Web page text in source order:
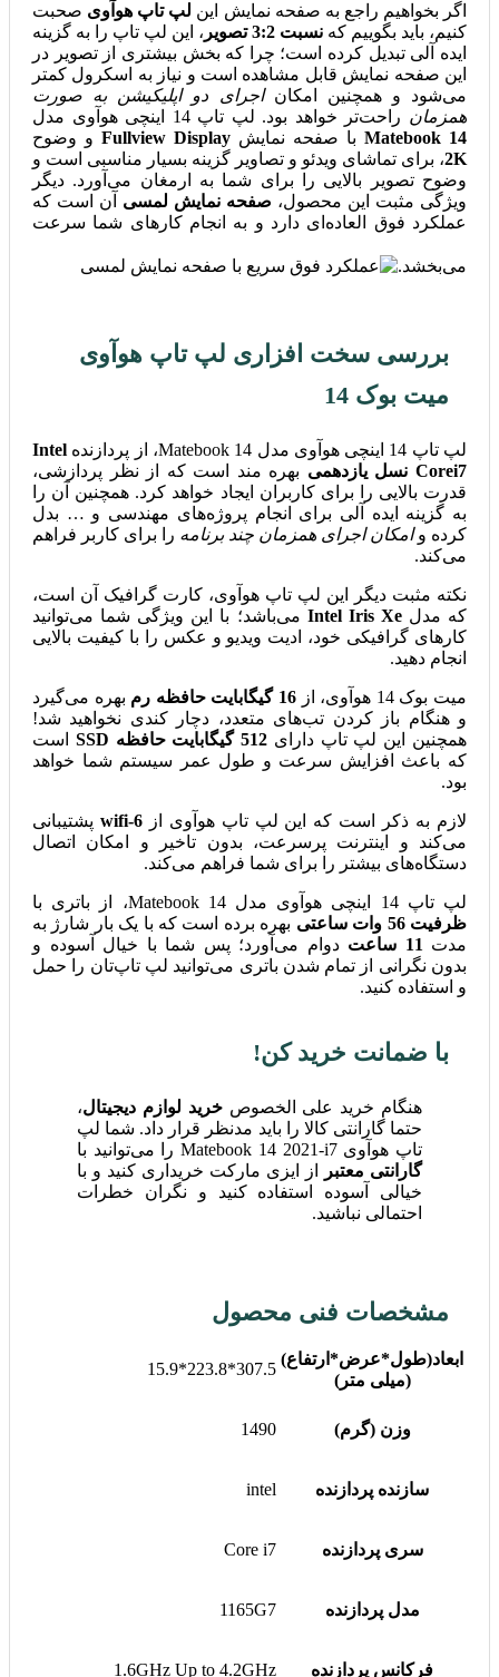
اگر بخواهیم راجع به صفحه نمایش این لپ تاپ هوآوی صحبت
کنیم، باید بگوییم که نسبت 3:2 تصویر
، این لپ تاپ را به گزینه
ایده آلی تبدیل کرده است؛ چرا که بخش بیشتری از تصویر در
این صفحه نمایش قابل مشاهده است و نیاز به اسکرول کمتر
می‌شود و همچنین امکاناجرای دو اپلیکیشن به صورت
همزمان راحت‌تر خواهد بود. لپ تاپ 14 اینچی هوآوی مدل
Matebook 14 با صفحه نمایش Fullview Display و وضوح
2K، برای تماشای ویدئو و تصاویر گزینه بسیار مناسبی است و
وضوح تصویر بالایی را برای شما به ارمغان می‌آورد. دیگر
ویژگی مثبت این محصول، صفحه نمایش لمسی آن است که
عملکرد فوق العاده‌ای دارد و به انجام کارهای شما سرعت
می‌بخشد.
بررسی سخت افزاری لپ تاپ هوآوی
میت بوک 14
لپ تاپ 14 اینچی هوآوی مدل Matebook 14، از پردازنده
Intel
Corei7 نسل یازدهمی
بهره مند است که از نظر پردازشی،
قدرت بالایی را برای کاربران ایجاد خواهد کرد. همچنین آن را
به گزینه ایده آلی برای انجام پروژه‌های مهندسی و … بدل
کرده وامکان اجرای همزمان چند برنامه را برای کاربر فراهم
می‌کند.
نکته مثبت دیگر این لپ تاپ هوآوی، کارت گرافیک آن است،
که مدل Intel Iris Xe
می‌باشد؛ با این ویژگی شما می‌توانید
کارهای گرافیکی خود، ادیت ویدیو و عکس را با کیفیت بالایی
انجام دهید.
میت بوک 14 هوآوی، از 16 گیگابایت حافظه رم
بهره می‌گیرد
و هنگام باز کردن تب‌های متعدد، دچار کندی نخواهید شد!
همچنین این لپ تاپ دارای 512 گیگابایت حافظه SSD
است
که باعث افزایش سرعت و طول عمر سیستم شما خواهد
بود.
لازم به ذکر است که این لپ تاپ هوآوی ازwifi-6 پشتیبانی
می‌کند و اینترنت پرسرعت، بدون تاخیر و امکان اتصال
دستگاه‌های بیشتر را برای شما فراهم می‌کند.
لپ تاپ 14 اینچی هوآوی مدل Matebook 14، از باتری با
ظرفیت 56 وات ساعتی
بهره برده است که با یک بار شارژ به
مدت 11 ساعت
دوام می‌آورد؛ پس شما با خیال آسوده و
بدون نگرانی از تمام شدن باتری می‌توانید لپ تاپ‌تان را حمل
و استفاده کنید.
با ضمانت خرید کن!
هنگام خرید علی الخصوصخرید لوازم دیجیتال،
حتما گارانتی کالا را باید مدنظر قرار داد. شما لپ
تاپ هوآوی Matebook 14 2021-i7 را می‌توانید با
گارانتی معتبر
از ایزی مارکت خریداری کنید و با
خیالی آسوده استفاده کنید و نگران خطرات
احتمالی نباشید.
مشخصات فنی محصول
ابعاد(طول*عرض*ارتفاع)
(میلی متر)
307.5*223.8*15.9
وزن (گرم) 1490
سازنده پردازنده intel
سری پردازنده Core i7
مدل پردازنده 1165G7
فرکانس پردازنده 1.6GHz Up to 4.2GHz